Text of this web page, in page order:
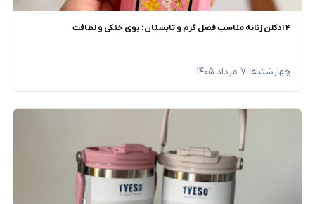
​۴ ادکلن زنانه مناسب فصل گرم و تابستان؛ بوی خنکی و لطافت
چهارشنبه، ۷ مرداد ۱۴۰۵